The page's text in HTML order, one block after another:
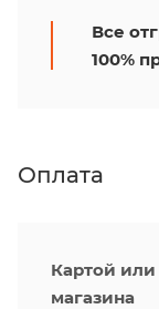
Все
100%
Оплата
Картой
магазина